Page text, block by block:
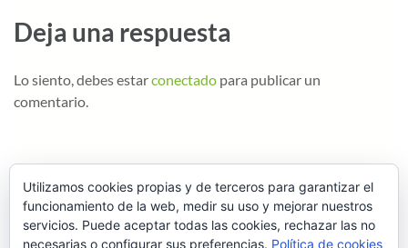
Deja una respuesta
Lo siento, debes estarconectado para publicar un
comentario.
Utilizamos cookies propias y de terceros para garantizar el
funcionamiento de la web, medir su uso y mejorar nuestros
servicios. Puede aceptar todas las cookies, rechazar las no
necesarias o configurar sus preferencias. Política de cookies